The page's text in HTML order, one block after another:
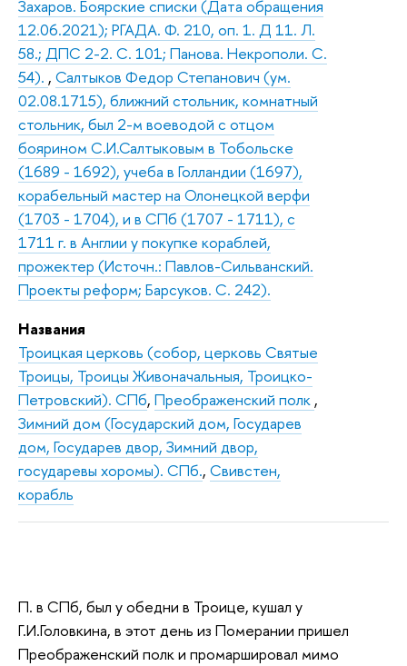
Захаров. Боярские списки (Дата обращения
12.06.2021); РГАДА. Ф. 210, оп. 1. Д 11. Л.
58.; ДПС 2-2. С. 101; Панова. Некрополи. С.
54). , Салтыков Федор Степанович (ум.
02.08.1715), ближний стольник, комнатный
стольник, был 2-м воеводой с отцом
боярином С.И.Салтыковым в Тобольске
(1689 - 1692), учеба в Голландии (1697),
корабельный мастер на Олонецкой верфи
(1703 - 1704), и в СПб (1707 - 1711), с
1711 г. в Англии у покупке кораблей,
прожектер (Источн.: Павлов-Сильванский.
Проекты реформ; Барсуков. С. 242).
Названия
Троицкая церковь (собор, церковь Святые
Троицы, Троицы Живоначальныя, Троицко-
Петровский). СПб, Преображенский полк ,
Зимний дом (Государский дом, Государев
дом, Государев двор, Зимний двор,
государевы хоромы). СПб., Свивстен,
корабль
П. в СПб, был у обедни в Троице, кушал у
Г.И.Головкина, в этот день из Померании пришел
Преображенский полк и промаршировал мимо